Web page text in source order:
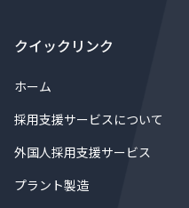
クイックリンク
ホーム
採用支援サービスについて
外国人採用支援サービス
プラント製造